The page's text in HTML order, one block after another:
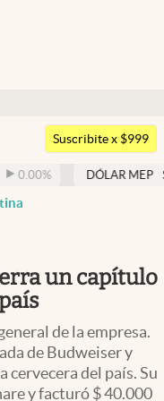
Argentina
Uruguay
Suscribite x $999
DÓLAR MEP $
un capítulo
de la empresa.
de Budweiser y
cervecera del país. Su
y facturó $ 40.000